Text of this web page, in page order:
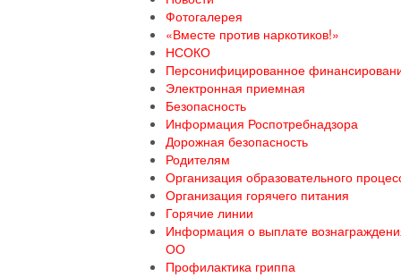
Фотогалерея
«Вместе против наркотиков!»
НСОКО
Персонифицированное
Электронная приемная
Безопасность
Информация Роспотребнадзора
Дорожная безопасность
Родителям
Организация образовательного
Организация горячего питания
Горячие линии
Информация о выплате
ОО
Профилактика гриппа